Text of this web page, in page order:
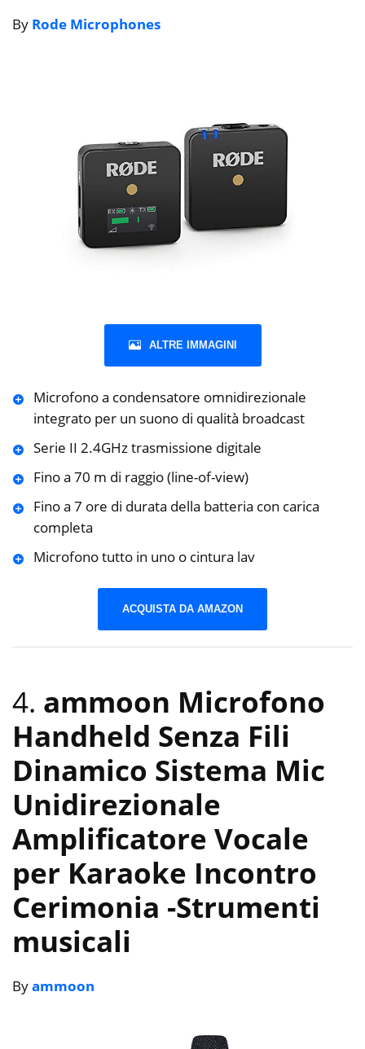
By Rode Microphones
ALTRE IMMAGINI
Microfono a condensatore omnidirezionale
integrato per un suono di qualità broadcast
Serie II 2.4GHz trasmissione digitale
Fino a 70 m di raggio (line-of-view)
Fino a 7 ore di durata della batteria con carica
completa
Microfono tutto in uno o cintura lav
ACQUISTA DA AMAZON
4. ammoon Microfono
Handheld Senza Fili
Dinamico Sistema Mic
Unidirezionale
Amplificatore Vocale
per Karaoke Incontro
Cerimonia -Strumenti
musicali
Byammoon